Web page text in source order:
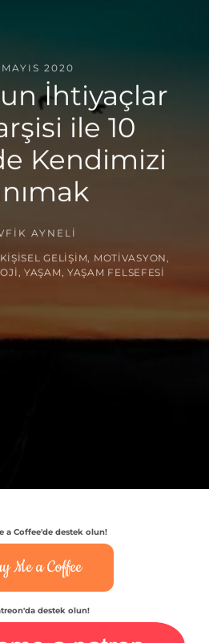
MAYIS 2020
İhtiyaçlar
ile 10
Kendimizi
AYNELI
KIŞISEL GELIŞIM MOTIVASYON
YAŞAM ,YAŞAM FELSEFESI
a Coffee'de destek olun!
Me a Coffee
destek olun!